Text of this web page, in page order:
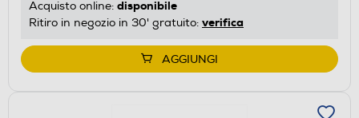
Acquisto online: disponibile
Ritiro in negozio in 30' gratuito: verifica
AGGIUNGI